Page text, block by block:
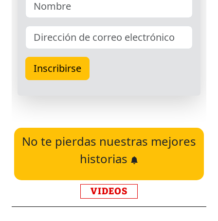
No te pierdas nuestras mejores
historias
VIDEOS